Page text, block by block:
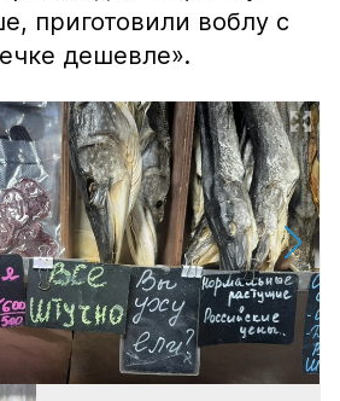
приготовили воблу с
дешевле».